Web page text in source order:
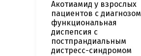
Акотиамид у взрослых
пациентов с диагнозом
функциональная
диспепсия с
постпрандиальным
дистресс-синдромом